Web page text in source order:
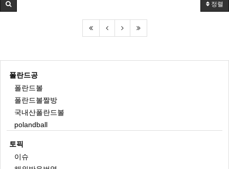
정렬
폴란드공
폴란드볼
폴란드볼짤방
국내산폴란드볼
polandball
토픽
이슈